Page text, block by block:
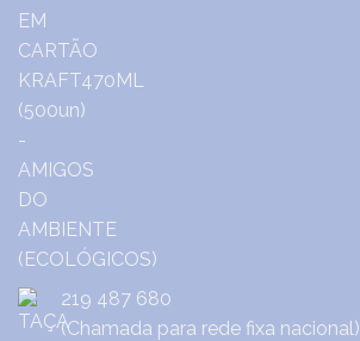
219 487 680
(Chamada para rede fixa nacional)